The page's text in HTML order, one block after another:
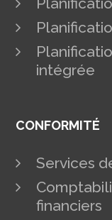
intégrée
CONFORMITÉ
Services
financiers